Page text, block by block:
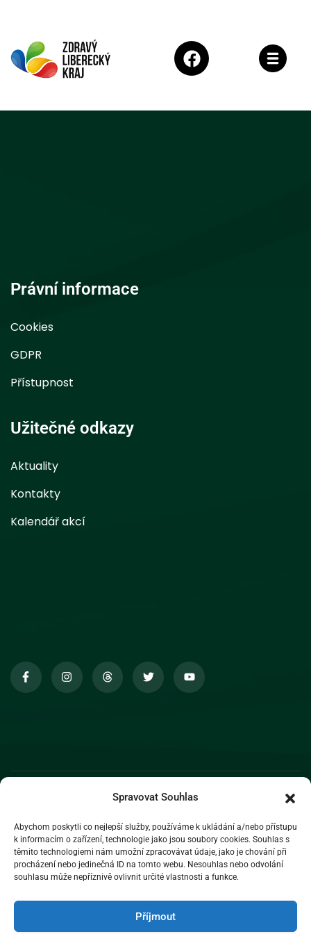
Spravovat Souhlas
Abychom poskytli co nejlepší služby, používáme k ukládání a/nebo přístupu
k informacím o zařízení, technologie jako jsou soubory cookies. Souhlas s
těmito technologiemi nám umožní zpracovávat údaje, jako je chování při
procházení nebo jedinečná ID na tomto webu. Nesouhlas nebo odvolání
souhlasu může nepříznivě ovlivnit určité vlastnosti a funkce.
Příjmout
Právní informace
Cookies
GDPR
Přístupnost
Užitečné odkazy
Aktuality
Kontakty
Kalendář akcí